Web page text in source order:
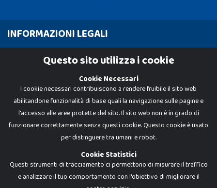
INFORMAZIONI LEGALI
Cookie PolicyQuesto sito utilizza i cookie
Cookie Necessari
I cookie necessari contribuiscono a rendere fruibile il sito web
abilitandone funzionalità di base quali la navigazione sulle pagine e
l'accesso alle aree protette del sito. Il sito web non è in grado di
funzionare correttamente senza questi cookie. Questo cookie è usato
per distinguere tra umani e robot.
Cookie Statistici
Questi strumenti di tracciamento ci permettono di misurare il traffico
e analizzare il tuo comportamento con l'obiettivo di migliorare il